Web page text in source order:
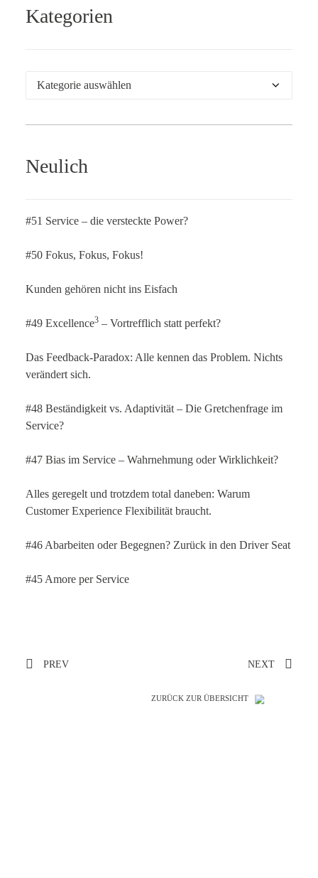
Kategorien
Kategorien
Neulich
#51 Service – die versteckte Power?
#50 Fokus, Fokus, Fokus!
Kunden gehören nicht ins Eisfach
#49 Excellence3 – Vortrefflich statt perfekt?
Das Feedback-Paradox: Alle kennen das Problem. Nichts
verändert sich.
#48 Beständigkeit vs. Adaptivität – Die Gretchenfrage im
Service?
#47 Bias im Service – Wahrnehmung oder Wirklichkeit?
Alles geregelt und trotzdem total daneben: Warum
Customer Experience Flexibilität braucht.
#46 Abarbeiten oder Begegnen? Zurück in den Driver Seat
#45 Amore per Service
PREV NEXT
ZURÜCK ZUR ÜBERSICHT